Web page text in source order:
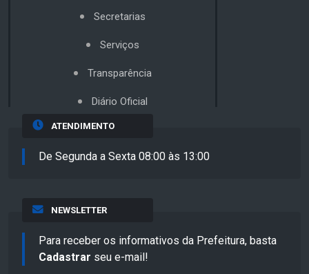
Secretarias
Serviços
Transparência
Diário Oficial
ATENDIMENTO
De Segunda a Sexta 08:00 às 13:00
NEWSLETTER
Para receber os informativos da Prefeitura, basta
Cadastrar seu e-mail!